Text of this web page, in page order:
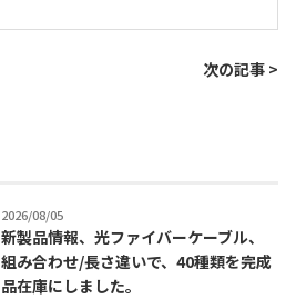
次の記事 >
2026/08/05
新製品情報、光ファイバーケーブル、
組み合わせ/長さ違いで、40種類を完成
品在庫にしました。